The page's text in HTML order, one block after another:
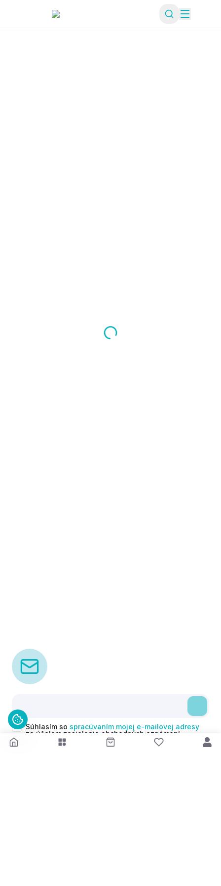
Súhlasím so spracúvaním mojej e-mailovej adresy
za účelom zasielania obchodných oznámení
(newsletterov) v súlade s čl. 6 ods. 1 písm. a)
Nariadenia GDPR. Svoj súhlas môžem kedykoľvek